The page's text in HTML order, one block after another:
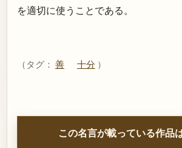
を適切に使うことである。
（タグ： 善 十分 ）
この名言が載っている作品